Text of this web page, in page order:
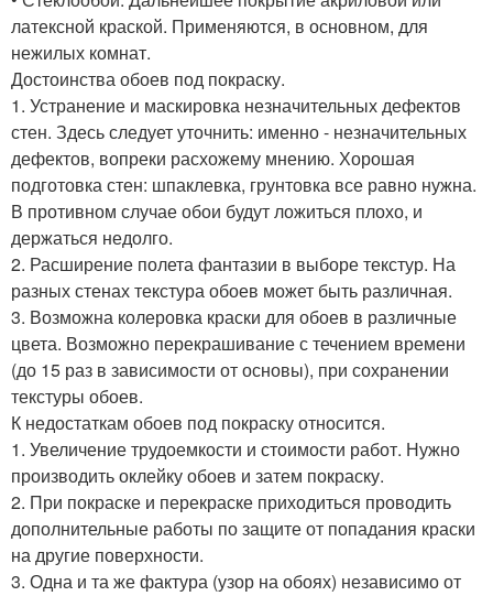
латексной краской. Применяются, в основном, для
нежилых комнат.
Достоинства обоев под покраску.
1. Устранение и маскировка незначительных дефектов
стен. Здесь следует уточнить: именно - незначительных
дефектов, вопреки расхожему мнению. Хорошая
подготовка стен: шпаклевка, грунтовка все равно нужна.
В противном случае обои будут ложиться плохо, и
держаться недолго.
2. Расширение полета фантазии в выборе текстур. На
разных стенах текстура обоев может быть различная.
3. Возможна колеровка краски для обоев в различные
цвета. Возможно перекрашивание с течением времени
(до 15 раз в зависимости от основы), при сохранении
текстуры обоев.
К недостаткам обоев под покраску относится.
1. Увеличение трудоемкости и стоимости работ. Нужно
производить оклейку обоев и затем покраску.
2. При покраске и перекраске приходиться проводить
дополнительные работы по защите от попадания краски
на другие поверхности.
3. Одна и та же фактура (узор на обоях) независимо от